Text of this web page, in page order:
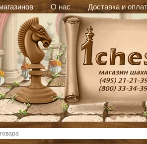
О нас Доставка и